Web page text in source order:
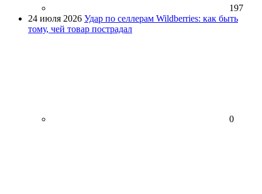
197
24 июля 2026 Удар по селлерам Wildberries: как быть
тому, чей товар пострадал
0